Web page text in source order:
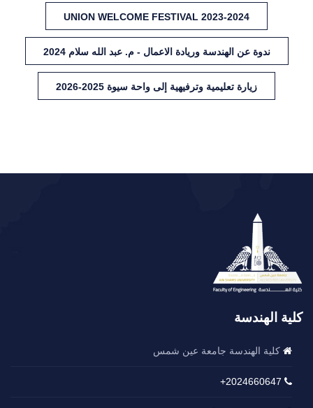
UNION WELCOME FESTIVAL 2023-2024
ندوة عن الهندسة وريادة الاعمال - م. عبد الله سلام 2024
زيارة تعليمية وترفيهية إلى واحة سيوة 2025-2026
كلية الهندسة
كلية الهندسة جامعة عين شمس
2024660647+